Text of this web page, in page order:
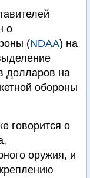
о
(NDAA) на
долларов на
обороны
говорится о
оружия, и